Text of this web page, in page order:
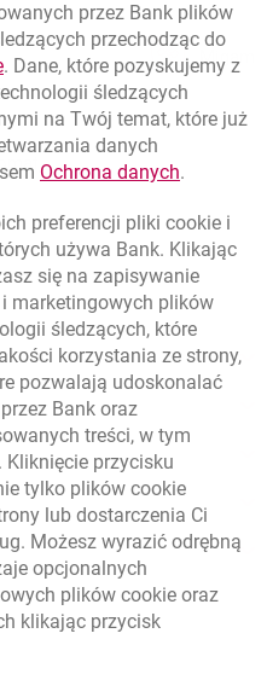
Migam
otwiera się w nowej karcie
karcie
przez Bank plików
przechodząc do
link otwiera się w nowym oknie
. Dane, które pozyskujemy z
śledzących
na Twój temat, które już
danych
Ochrona danychlink
.
preferencji pliki cookie i
używa Bank. Klikając
się na zapisywanie
marketingowych plików
śledzących, które
korzystania ze strony,
pozwalają udoskonalać
Bank oraz
treści, w tym
przycisku
tylko plików cookie
lub dostarczenia Ci
Możesz wyrazić odrębną
opcjonalnych
plików cookie oraz
klikając przycisk